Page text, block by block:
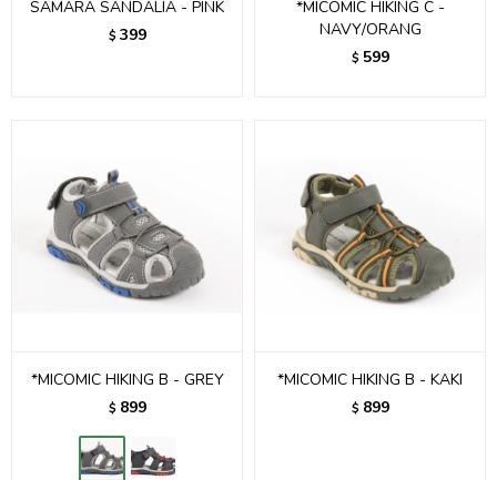
SAMARA SANDALIA - PINK
$ 399
*MICOMIC HIKING C -
NAVY/ORANG
$ 599
*MICOMIC HIKING B - GREY
$ 899
*MICOMIC HIKING B - KAKI
$ 899